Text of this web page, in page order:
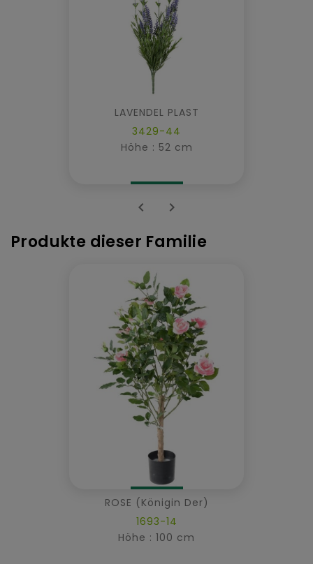
LAVENDEL PLAST
3429-44
Höhe : 52 cm
 
Produkte dieser Familie
ROSE (Königin Der)
1693-14
Höhe : 100 cm